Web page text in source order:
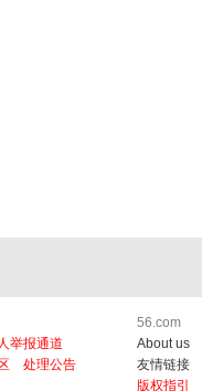
举报通道
处理公告
56.com
About us
友情链接
版权指引